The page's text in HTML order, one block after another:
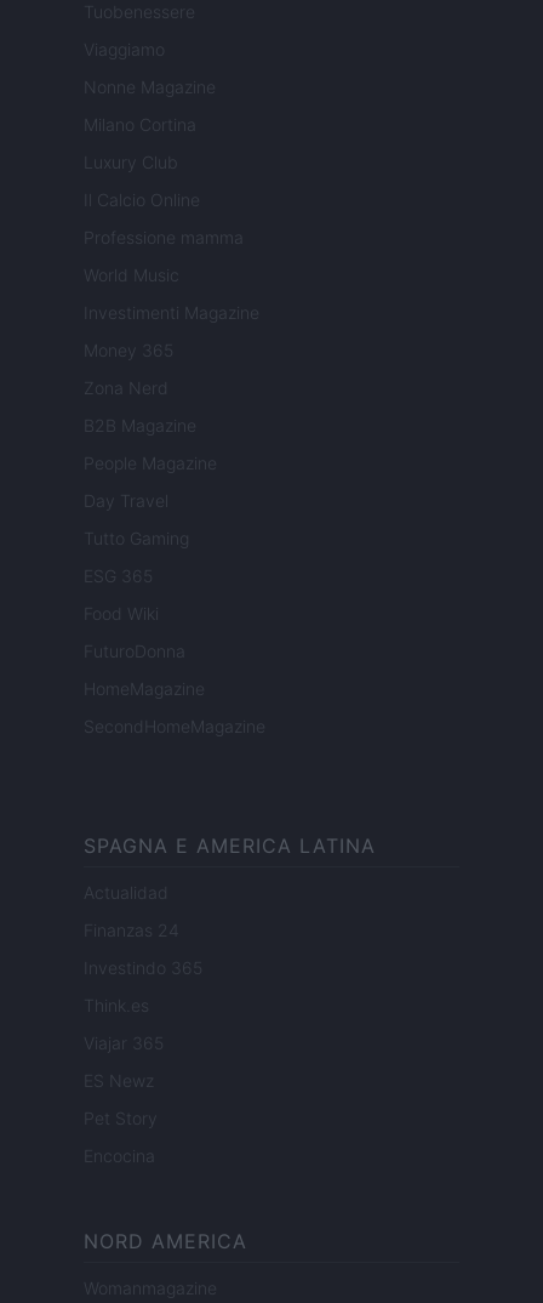
Tuobenessere
Viaggiamo
Nonne Magazine
Milano Cortina
Luxury Club
Il Calcio Online
Professione mamma
World Music
Investimenti Magazine
Money 365
Zona Nerd
B2B Magazine
People Magazine
Day Travel
Tutto Gaming
ESG 365
Food Wiki
FuturoDonna
HomeMagazine
SecondHomeMagazine
SPAGNA E AMERICA LATINA
Actualidad
Finanzas 24
Investindo 365
Think.es
Viajar 365
ES Newz
Pet Story
Encocina
NORD AMERICA
Womanmagazine